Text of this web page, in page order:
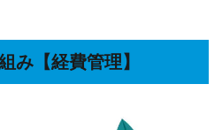
み【経費管理】